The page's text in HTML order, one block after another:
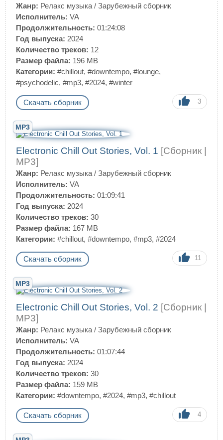
Жанр: Релакс музыка / Зарубежный сборник
Исполнитель: VA
Продолжительность: 01:24:08
Год выпуска: 2024
Количество треков: 12
Размер файла: 196 MB
Категории: #chillout, #downtempo, #lounge,
#psychodelic, #mp3, #2024, #winter
Скачать сборник 3
MP3
Electronic Chill Out Stories, Vol. 1 [Сборник |
MP3]
Жанр: Релакс музыка / Зарубежный сборник
Исполнитель: VA
Продолжительность: 01:09:41
Год выпуска: 2024
Количество треков: 30
Размер файла: 167 MB
Категории: #chillout, #downtempo, #mp3, #2024
Скачать сборник 11
MP3
Electronic Chill Out Stories, Vol. 2 [Сборник |
MP3]
Жанр: Релакс музыка / Зарубежный сборник
Исполнитель: VA
Продолжительность: 01:07:44
Год выпуска: 2024
Количество треков: 30
Размер файла: 159 MB
Категории: #downtempo, #2024, #mp3, #chillout
Скачать сборник 4